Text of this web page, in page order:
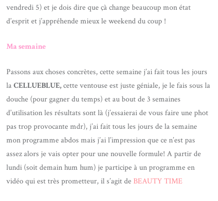
vendredi 5) et je dois dire que çà change beaucoup mon état
d’esprit et j’appréhende mieux le weekend du coup !
Ma semaine
Passons aux choses concrètes, cette semaine j’ai fait tous les jours
laCELLUEBLUE,cette ventouse est juste géniale, je le fais sous la
douche (pour gagner du temps) et au bout de 3 semaines
d’utilisation les résultats sont là (j’essaierai de vous faire une phot
pas trop provocante mdr), j’ai fait tous les jours de la semaine
mon programme abdos mais j’ai l’impression que ce n’est pas
assez alors je vais opter pour une nouvelle formule! A partir de
lundi (soit demain hum hum) je participe à un programme en
vidéo qui est très prometteur, il s’agit de BEAUTY TIME